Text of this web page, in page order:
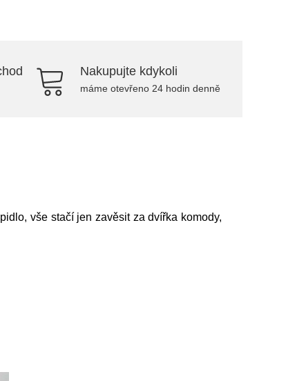
Nakupujte kdykoli
máme otevřeno 24 hodin denně
vše stačí jen zavěsit za dvířka komody,